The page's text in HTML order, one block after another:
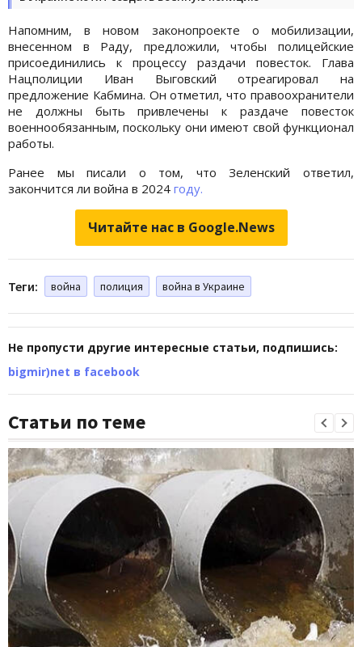
Напомним, в новом законопроекте о мобилизации,
внесенном в Раду, предложили, чтобы полицейские
присоединились к процессу раздачи повесток. Глава
Нацполиции Иван Выговский отреагировал на
предложение Кабмина. Он отметил, что правоохранители
не должны быть привлечены к раздаче повесток
военнообязанным, поскольку они имеют свой функционал
работы.
Ранее мы писали о том, что Зеленский ответил,
закончится ли война в 2024 году.
Читайте нас в Google.News
Теги: война полиция война в Украине
Не пропусти другие интересные статьи, подпишись:
bigmir)net в facebook
Статьи по теме